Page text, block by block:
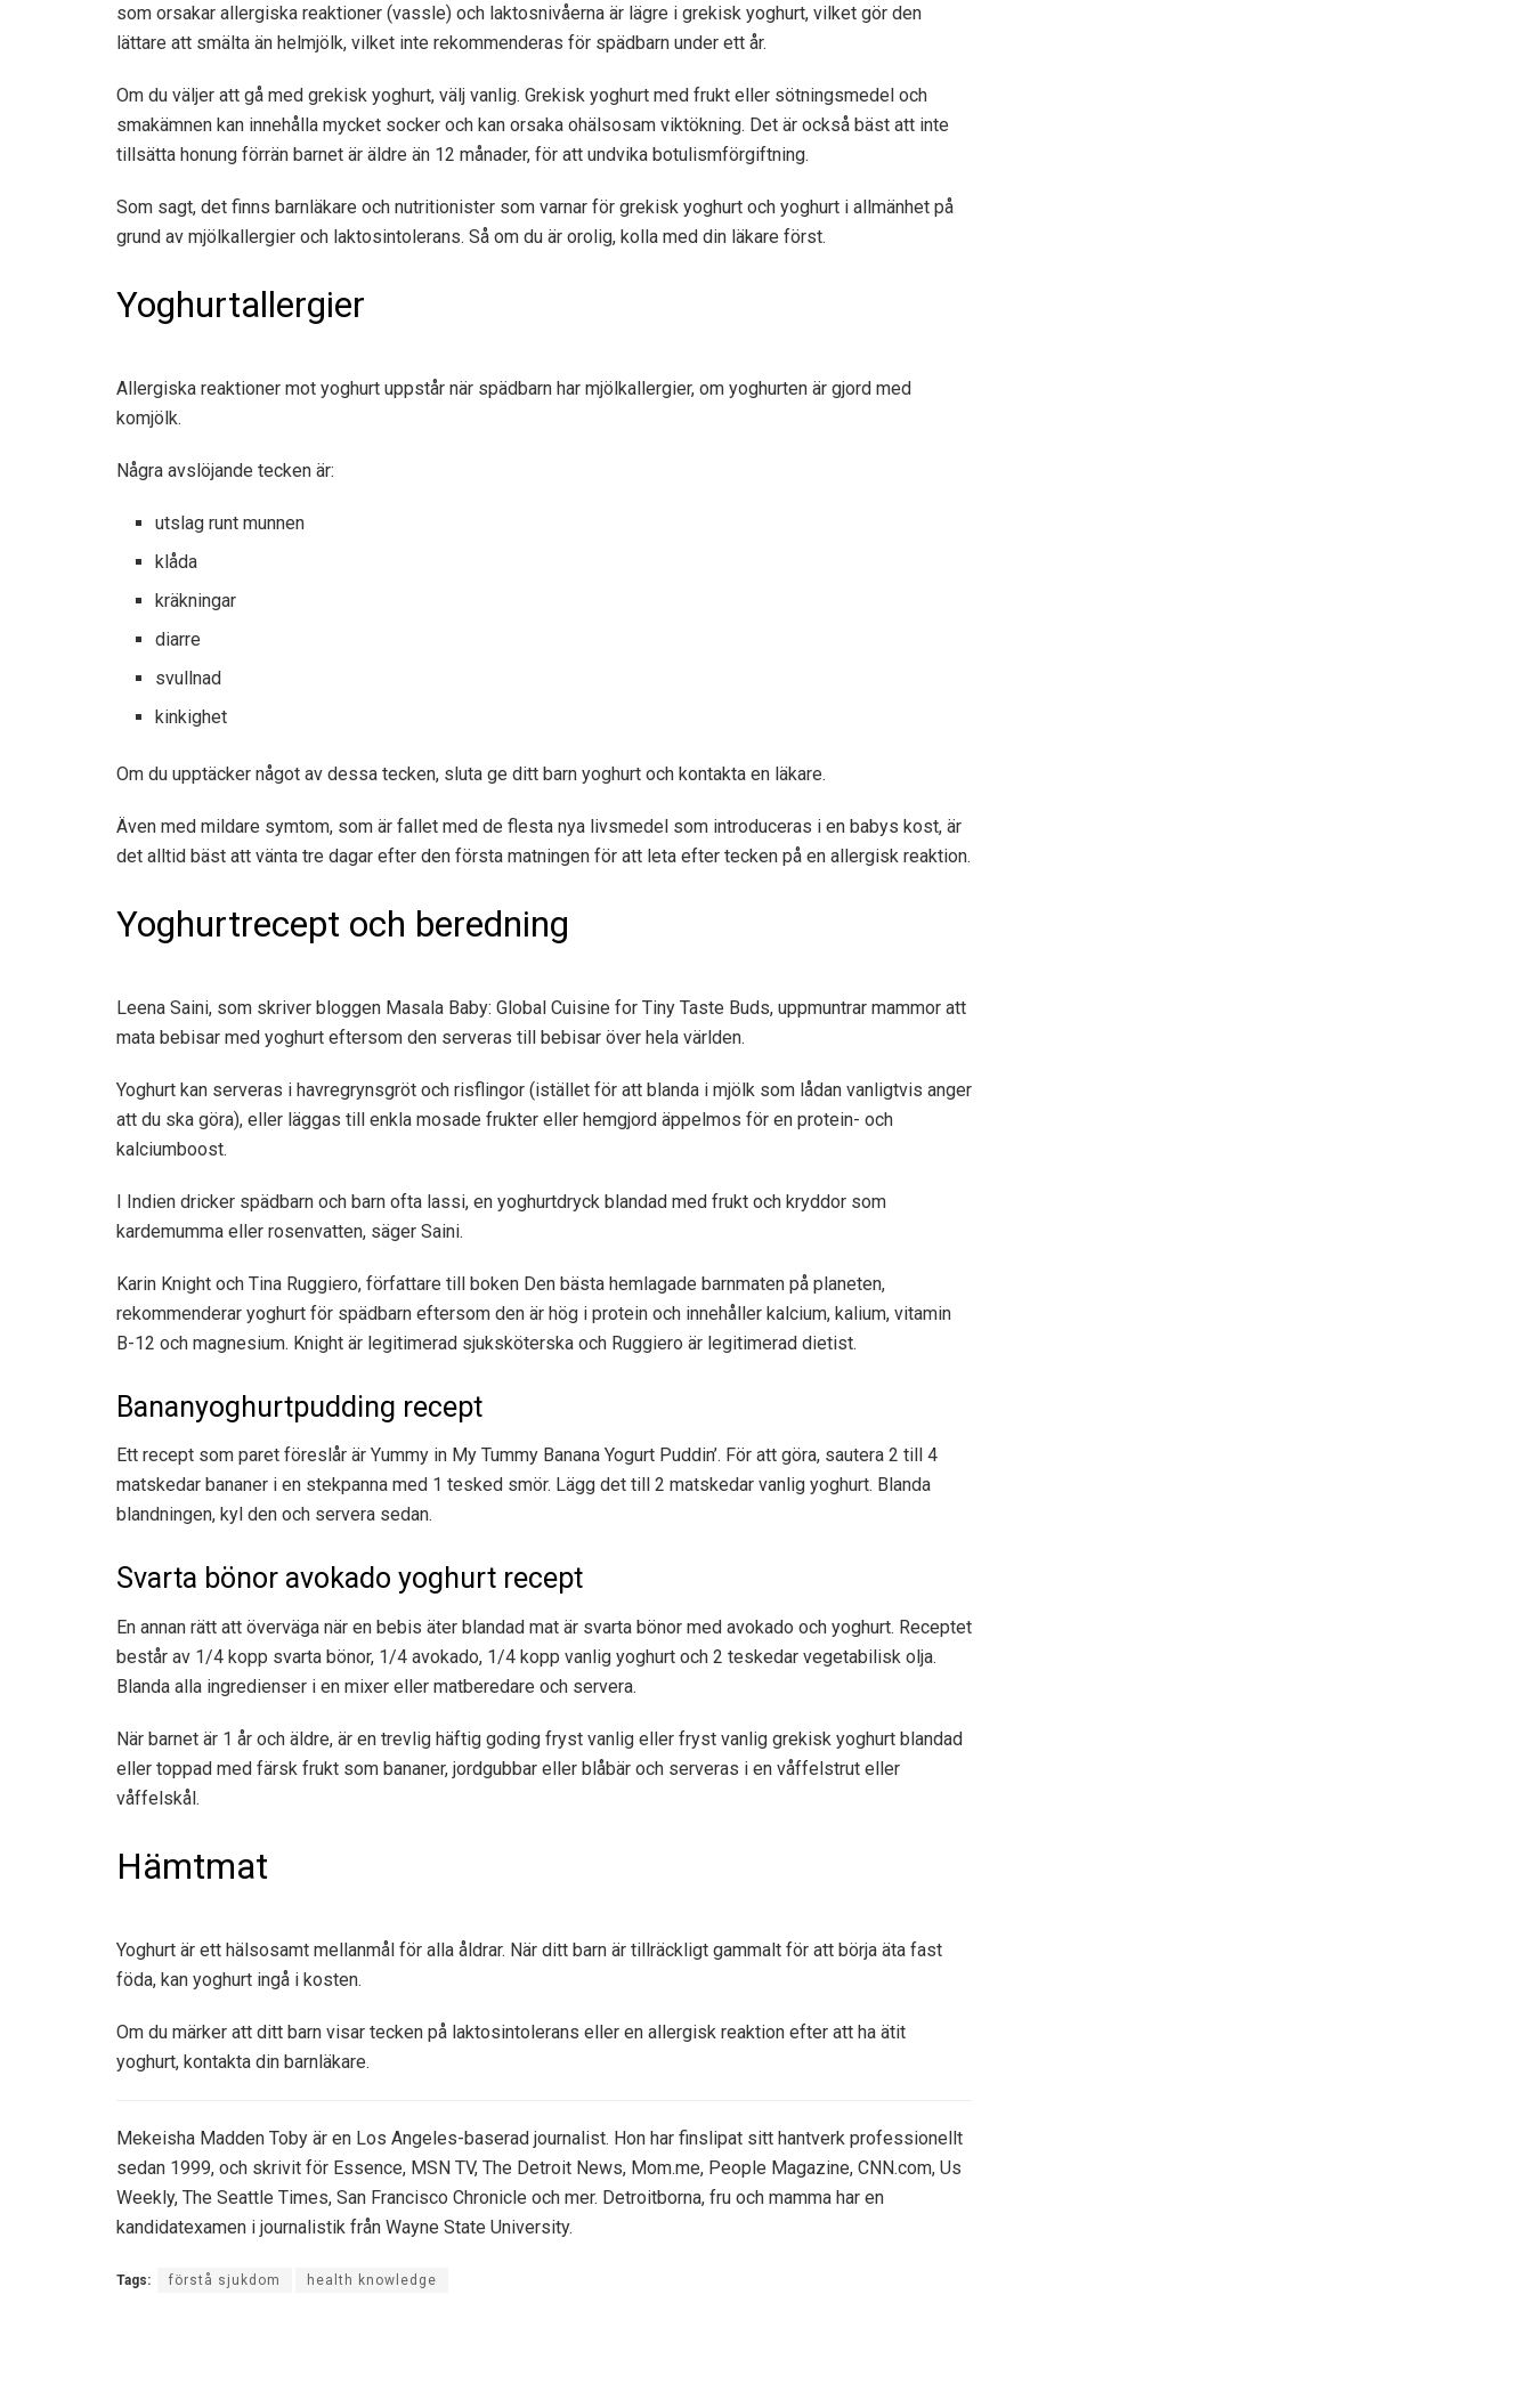
som orsakar allergiska reaktioner (vassle) och laktosnivåerna är lägre i grekisk yoghurt, vilket gör den
lättare att smälta än helmjölk, vilket inte rekommenderas för spädbarn under ett år.
Om du väljer att gå med grekisk yoghurt, välj vanlig. Grekisk yoghurt med frukt eller sötningsmedel och
smakämnen kan innehålla mycket socker och kan orsaka ohälsosam viktökning. Det är också bäst att inte
tillsätta honung förrän barnet är äldre än 12 månader, för att undvika botulismförgiftning.
Som sagt, det finns barnläkare och nutritionister som varnar för grekisk yoghurt och yoghurt i allmänhet på
grund av mjölkallergier och laktosintolerans. Så om du är orolig, kolla med din läkare först.
Yoghurtallergier
Allergiska reaktioner mot yoghurt uppstår när spädbarn har mjölkallergier, om yoghurten är gjord med
komjölk.
Några avslöjande tecken är:
utslag runt munnen
klåda
kräkningar
diarre
svullnad
kinkighet
Om du upptäcker något av dessa tecken, sluta ge ditt barn yoghurt och kontakta en läkare.
Även med mildare symtom, som är fallet med de flesta nya livsmedel som introduceras i en babys kost, är
det alltid bäst att vänta tre dagar efter den första matningen för att leta efter tecken på en allergisk reaktion.
Yoghurtrecept och beredning
Leena Saini, som skriver bloggen Masala Baby: Global Cuisine for Tiny Taste Buds, uppmuntrar mammor att
mata bebisar med yoghurt eftersom den serveras till bebisar över hela världen.
Yoghurt kan serveras i havregrynsgröt och risflingor (istället för att blanda i mjölk som lådan vanligtvis anger
att du ska göra), eller läggas till enkla mosade frukter eller hemgjord äppelmos för en protein- och
kalciumboost.
I Indien dricker spädbarn och barn ofta lassi, en yoghurtdryck blandad med frukt och kryddor som
kardemumma eller rosenvatten, säger Saini.
Karin Knight och Tina Ruggiero, författare till boken Den bästa hemlagade barnmaten på planeten,
rekommenderar yoghurt för spädbarn eftersom den är hög i protein och innehåller kalcium, kalium, vitamin
B-12 och magnesium. Knight är legitimerad sjuksköterska och Ruggiero är legitimerad dietist.
Bananyoghurtpudding recept
Ett recept som paret föreslår är Yummy in My Tummy Banana Yogurt Puddin’. För att göra, sautera 2 till 4
matskedar bananer i en stekpanna med 1 tesked smör. Lägg det till 2 matskedar vanlig yoghurt. Blanda
blandningen, kyl den och servera sedan.
Svarta bönor avokado yoghurt recept
En annan rätt att överväga när en bebis äter blandad mat är svarta bönor med avokado och yoghurt. Receptet
består av 1/4 kopp svarta bönor, 1/4 avokado, 1/4 kopp vanlig yoghurt och 2 teskedar vegetabilisk olja.
Blanda alla ingredienser i en mixer eller matberedare och servera.
När barnet är 1 år och äldre, är en trevlig häftig goding fryst vanlig eller fryst vanlig grekisk yoghurt blandad
eller toppad med färsk frukt som bananer, jordgubbar eller blåbär och serveras i en våffelstrut eller
våffelskål.
Hämtmat
Yoghurt är ett hälsosamt mellanmål för alla åldrar. När ditt barn är tillräckligt gammalt för att börja äta fast
föda, kan yoghurt ingå i kosten.
Om du märker att ditt barn visar tecken på laktosintolerans eller en allergisk reaktion efter att ha ätit
yoghurt, kontakta din barnläkare.
Mekeisha Madden Toby är en Los Angeles-baserad journalist. Hon har finslipat sitt hantverk professionellt
sedan 1999, och skrivit för Essence, MSN TV, The Detroit News, Mom.me, People Magazine, CNN.com, Us
Weekly, The Seattle Times, San Francisco Chronicle och mer. Detroitborna, fru och mamma har en
kandidatexamen i journalistik från Wayne State University.
Tags: förstå sjukdom health knowledge